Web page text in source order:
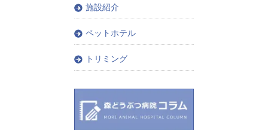
施設紹介
ペットホテル
トリミング